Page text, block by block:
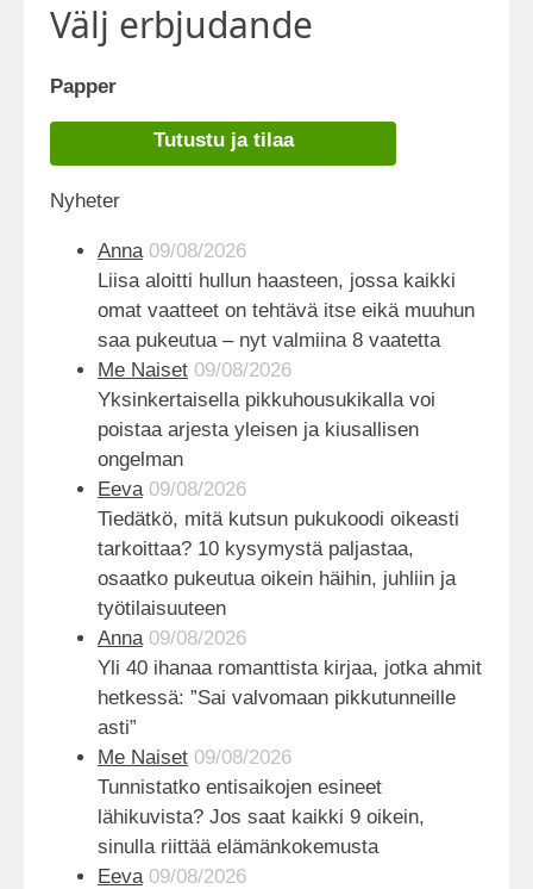
Välj erbjudande
Papper
Tutustu ja tilaa
Nyheter
Anna 09/08/2026
Liisa aloitti hullun haasteen, jossa kaikki
omat vaatteet on tehtävä itse eikä muuhun
saa pukeutua – nyt valmiina 8 vaatetta
Me Naiset 09/08/2026
Yksinkertaisella pikkuhousukikalla voi
poistaa arjesta yleisen ja kiusallisen
ongelman
Eeva 09/08/2026
Tiedätkö, mitä kutsun pukukoodi oikeasti
tarkoittaa? 10 kysymystä paljastaa,
osaatko pukeutua oikein häihin, juhliin ja
työtilaisuuteen
Anna 09/08/2026
Yli 40 ihanaa romanttista kirjaa, jotka ahmit
hetkessä: ”Sai valvomaan pikkutunneille
asti”
Me Naiset 09/08/2026
Tunnistatko entisaikojen esineet
lähikuvista? Jos saat kaikki 9 oikein,
sinulla riittää elämänkokemusta
Eeva 09/08/2026